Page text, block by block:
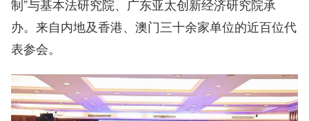
制”与基本法研究院、广东亚太创新经济研究院承
办。 来自内地及香港、澳门三十余家单位的近百位代
表参会。